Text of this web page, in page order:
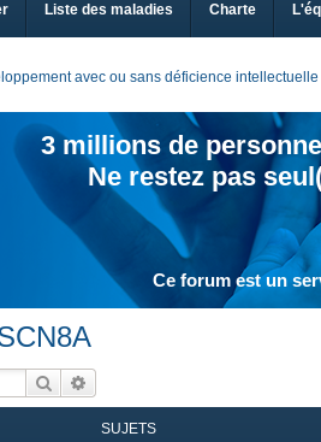
Liste des maladies Charte
avec ou sans déficience
3 millions de
Ne restez pas
Ce forum est un
Rechercher
SUJETS